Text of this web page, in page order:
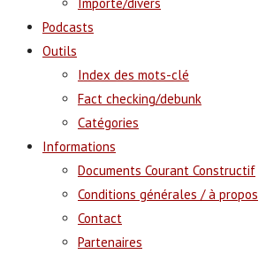
Podcasts
Outils
Index des mots-clé
Fact checking/debunk
Catégories
Informations
Documents Courant Constructif
Conditions générales / à propos
Contact
Partenaires